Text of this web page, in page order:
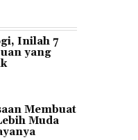
Inilah 7
yang
Membuat
Muda